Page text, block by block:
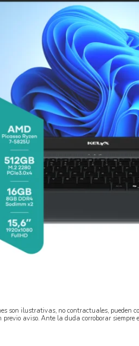
son ilustrativas, no contractuales, pueden
previo aviso. Ante la duda corroborar